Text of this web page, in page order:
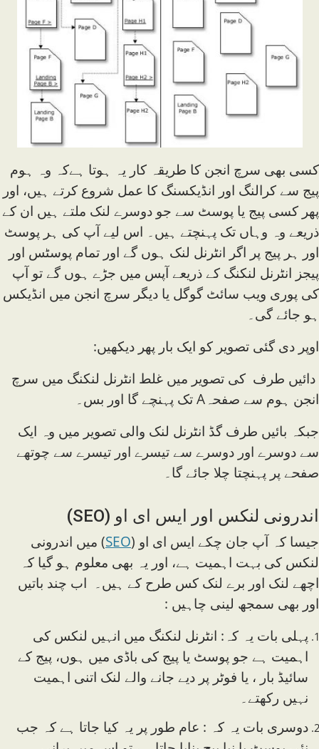
کسی بھی سرچ انجن کا طریقہ کار یہ ہوتا ہےکہ وہ ہوم
پیج سے کرالنگ اور انڈیکسنگ کا عمل شروع کرتے ہیں، اور
پھر کسی پیج یا پوسٹ سے جو دوسرے لنک ملتے ہیں ان کے
ذریعے وہ وہاں تک پہنچتے ہیں۔ اس لیے آپ کی ہر پوسٹ
اور ہر پیج پر اگر انٹرنل لنک ہوں گے اور تمام پوسٹس اور
پیجز انٹرنل لنکنگ کے ذریعے آپس میں جڑے ہوں گے تو آپ
کی پوری ویب سائٹ گوگل یا دیگر سرچ انجن میں انڈیکس
ہو جائے گی۔
اوپر دی گئی تصویر کو ایک بار پھر دیکھیں:
دائیں طرف کی تصویر میں غلط انٹرنل لنکنگ میں سرچ
انجن ہوم سے صفحہA تک پہنچے گا اور بس۔
جبکہ بائیں طرف گڈ انٹرنل لنک والی تصویر میں وہ ایک
سے دوسرے اور دوسرے سے تیسرے اور تیسرے سے چوتھے
صفحے پر پہنچتا چلا جائے گا۔
اندرونی لنکس اور ایس ای او (SEO)
جیسا کہ آپ جان چکے ایس ای او (SEO) میں اندرونی
لنکس کی بہت اہمیت ہے، اور یہ بھی معلوم ہو گیا کہ
اچھے لنک اور برے لنک کس طرح کے ہیں۔ اب چند باتیں
اور بھی سمجھ لینی چاہیں :
پہلی بات یہ کہ: انٹرنل لنکنگ میں انہیں لنکس کی
اہمیت ہے جو پوسٹ یا پیج کی باڈی میں ہوں، پیج کے
سائیڈ بار ، یا فوٹر پر دیے جانے والے لنک اتنی اہمیت
نہیں رکھتے۔
دوسری بات یہ کہ : عام طور پر یہ کیا جاتا ہے کہ جب